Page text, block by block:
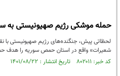
حمله موشکی رژیم صهیونیستی به
لحظاتی پیش، جنگنده‌های رژیم صهیونیستی با
شعیرات» واقع در استان حمص سوریه را هدف
کد خبر: ۸۰۲۰۱۱ تاریخ انتشار : ۱۴۰۱/۰۸/۲۲